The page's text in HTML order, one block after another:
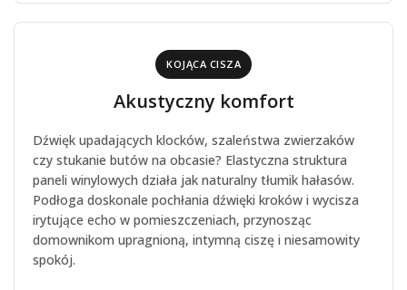
KOJĄCA CISZA
Akustyczny komfort
Dźwięk upadających klocków, szaleństwa zwierzaków
czy stukanie butów na obcasie? Elastyczna struktura
paneli winylowych działa jak naturalny tłumik hałasów.
Podłoga doskonale pochłania dźwięki kroków i wycisza
irytujące echo w pomieszczeniach, przynosząc
domownikom upragnioną, intymną ciszę i niesamowity
spokój.